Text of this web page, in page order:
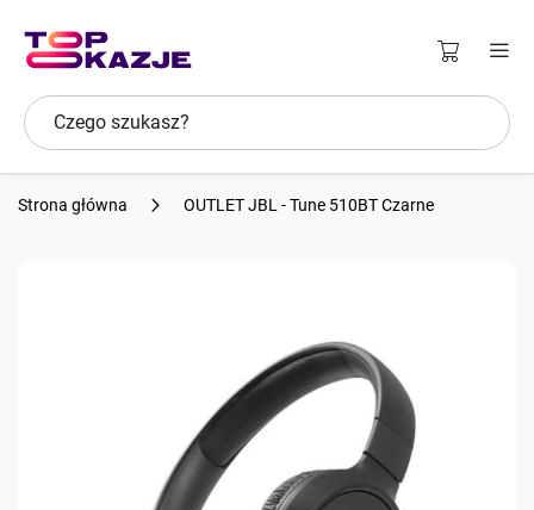
Strona główna OUTLET JBL - Tune 510BT Czarne